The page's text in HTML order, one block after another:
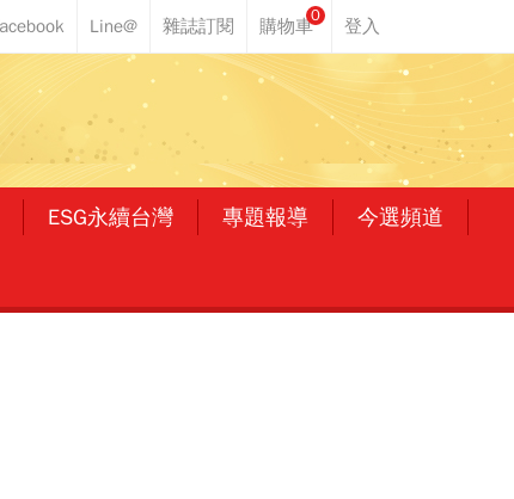
0
ESG永續台灣 專題報導 今選頻道